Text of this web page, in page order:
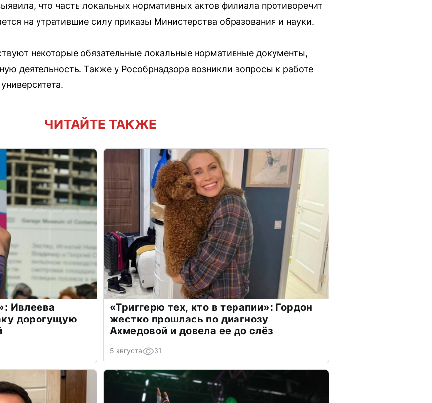
что часть локальных нормативных актов филиала противоречит
на утратившие силу приказы Министерства образования и науки.
некоторые обязательные локальные нормативные документы,
деятельность. Также у Рособрнадзора возникли вопросы к работе
ЧИТАЙТЕ ТАКЖЕ
Ивлеева
дорогущую
«Триггерю тех, кто в терапии»: Гордон
жестко прошлась по диагнозу
Ахмедовой и довела ее до слёз
5 августа 31